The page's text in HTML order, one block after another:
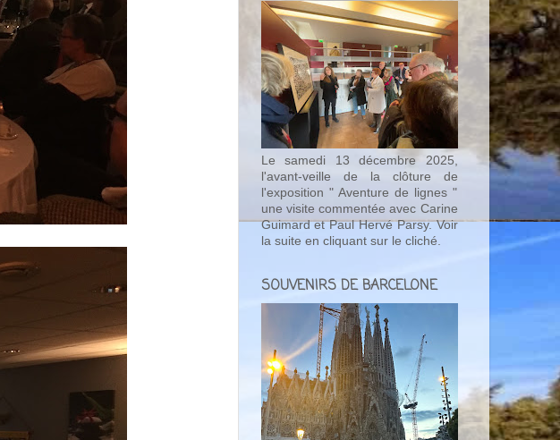
Le samedi 13 décembre 2025,
l'avant-veille de la clôture de
l'exposition " Aventure de lignes "
une visite commentée avec Carine
Guimard et Paul Hervé Parsy. Voir
la suite en cliquant sur le cliché.
SOUVENIRS DE BARCELONE